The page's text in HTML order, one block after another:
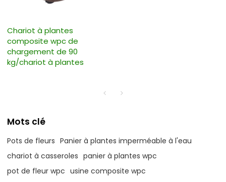
Chariot à plantes
composite wpc de
chargement de 90
kg/chariot à plantes
Mots clé
Pots de fleurs Panier à plantes imperméable à l'eau
chariot à casseroles panier à plantes wpc
pot de fleur wpc usine composite wpc